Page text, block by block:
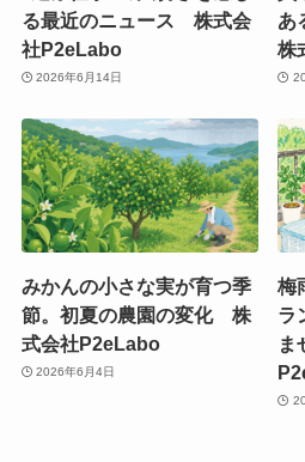
る最近のニュース 株式会
社P2eLabo
2026年6月14日
あ
株
みかんの小さな実が育つ季
節。初夏の農園の変化 株
式会社P2eLabo
2026年6月4日
梅
ラ
ま